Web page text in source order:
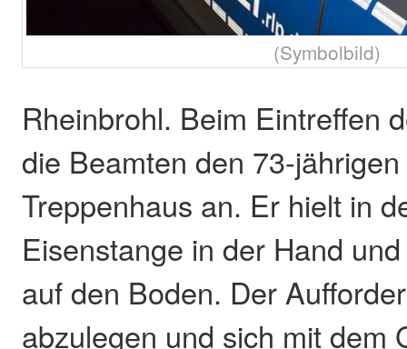
(Symbolbild)
Rheinbrohl. Beim Eintreffen
die Beamten den 73-
Treppenhaus an. Er hielt in
Eisenstange in der Hand
auf den Boden. Der
abzulegen und sich mit dem